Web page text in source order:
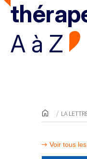
A à Z
LA
Voir tous